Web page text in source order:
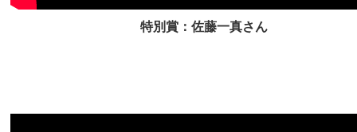
特別賞：佐藤一真さん